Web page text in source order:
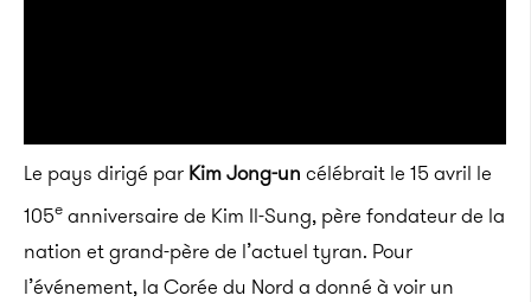
Le pays dirigé par Kim Jong-un célébrait le 15 avril le
105e anniversaire de Kim Il-Sung, père fondateur de la
nation et grand-père de l’actuel tyran. Pour
l’événement, la Corée du Nord a donné à voir un